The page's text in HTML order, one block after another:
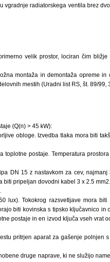
radiatorskega ventila brez
velik prostor, lociran čim bližje
montaža in demontaža opreme in
mestih (Uradni list RS, št. 89/99,
(Q(n) > 45 kW):
obloge. Izvedba tlaka mora biti
postaje. Temperatura
DN 15 z nastavkom za cev,
pripeljan dovodni kabel 3 x 2.5 mm2.
lux). Tokokrog razsvetljave mora biti
biti kovinska s tipsko ključavnico in
postaje in en izvod ključa vseh vrat
pritrjen aparat za gašenje polnjen s
druge naprave, ki ne služijo